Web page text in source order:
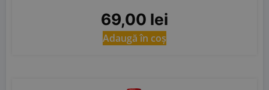
69,00 lei
Adaugă în coș